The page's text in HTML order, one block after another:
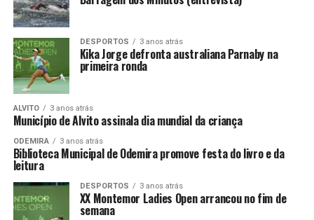
DESPORTOS 3 anos atrás
Kika Jorge defronta australiana Parnaby na
primeira ronda
ALVITO 3 anos atrás
Município de Alvito assinala dia mundial da criança
ODEMIRA 3 anos atrás
Biblioteca Municipal de Odemira promove festa do livro e da
leitura
DESPORTOS 3 anos atrás
XX Montemor Ladies Open arrancou no fim de
semana